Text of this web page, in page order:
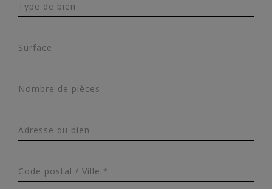
Type de bien
Surface
Nombre de pièces
Adresse du bien
Code postal / Ville *